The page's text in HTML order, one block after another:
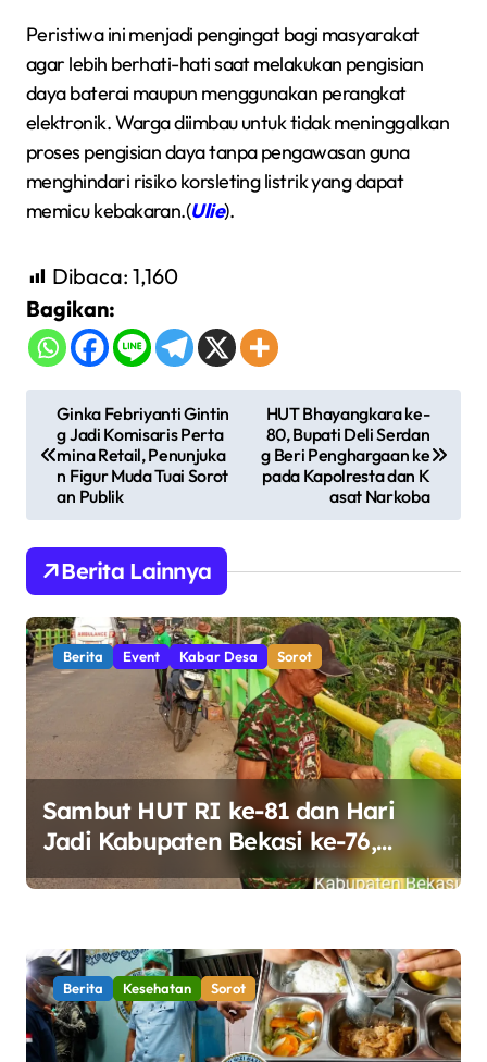
Peristiwa ini menjadi pengingat bagi masyarakat
agar lebih berhati-hati saat melakukan pengisian
daya baterai maupun menggunakan perangkat
elektronik. Warga diimbau untuk tidak meninggalkan
proses pengisian daya tanpa pengawasan guna
menghindari risiko korsleting listrik yang dapat
memicu kebakaran.(Ulie).
Dibaca: 1,160
Bagikan:
i
g
a
s
i
p
Ginka Febriyanti Gintin
g Jadi Komisaris Perta
mina Retail, Penunjuka
n Figur Muda Tuai Sorot
an Publik
HUT Bhayangkara ke-
80, Bupati Deli Serdan
g Beri Penghargaan ke
pada Kapolresta dan K
asat Narkoba
Berita Lainnya
Berita Event Kabar Desa Sorot
Sambut HUT RI ke-81 dan Hari
Jadi Kabupaten Bekasi ke-76,
Pemdes Muara bakti Gotong
Berita Kesehatan Sorot